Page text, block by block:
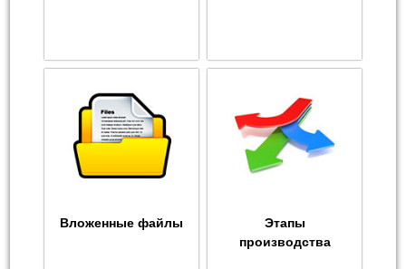
Вложенные файлы
Этапы
производства